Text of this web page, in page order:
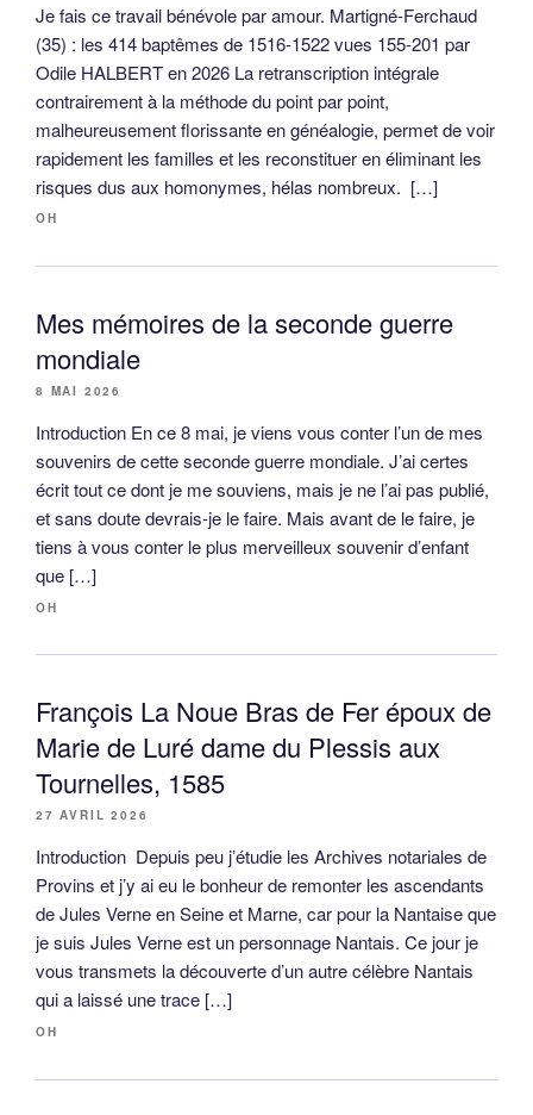
Je fais ce travail bénévole par amour. Martigné-Ferchaud
(35) : les 414 baptêmes de 1516-1522 vues 155-201 par
Odile HALBERT en 2026 La retranscription intégrale
contrairement à la méthode du point par point,
malheureusement florissante en généalogie, permet de voir
rapidement les familles et les reconstituer en éliminant les
risques dus aux homonymes, hélas nombreux. […]
OH
Mes mémoires de la seconde guerre
mondiale
8 MAI 2026
Introduction En ce 8 mai, je viens vous conter l’un de mes
souvenirs de cette seconde guerre mondiale. J’ai certes
écrit tout ce dont je me souviens, mais je ne l’ai pas publié,
et sans doute devrais-je le faire. Mais avant de le faire, je
tiens à vous conter le plus merveilleux souvenir d’enfant
que […]
OH
François La Noue Bras de Fer époux de
Marie de Luré dame du Plessis aux
Tournelles, 1585
27 AVRIL 2026
Introduction Depuis peu j’étudie les Archives notariales de
Provins et j’y ai eu le bonheur de remonter les ascendants
de Jules Verne en Seine et Marne, car pour la Nantaise que
je suis Jules Verne est un personnage Nantais. Ce jour je
vous transmets la découverte d’un autre célèbre Nantais
qui a laissé une trace […]
OH